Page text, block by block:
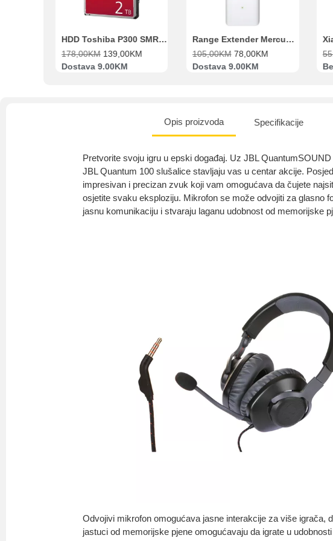
HDD Toshiba P300 SMR 3.5″ 2TB SATA III
178,00KM 139,00KM
Dostava 9.00KM
Range Extender Mercusys AX3000 ME80X Wi-Fi 6
105,00KM 78,00KM
Dostava 9.00KM
Opis proizvoda Specifikacije
Pretvorite svoju igru ​​u epski događaj. Uz JBL QuantumSOUND
JBL Quantum 100 slušalice stavljaju vas u centar akcije.
impresivan i precizan zvuk koji vam omogućava da čujete
osjetite svaku eksploziju. Mikrofon se može odvojiti za glasno
jasnu komunikaciju i stvaraju laganu udobnost od memorijske
Odvojivi mikrofon omogućava jasne interakcije za više igrača,
jastuci od memorijske pjene omogućavaju da igrate u